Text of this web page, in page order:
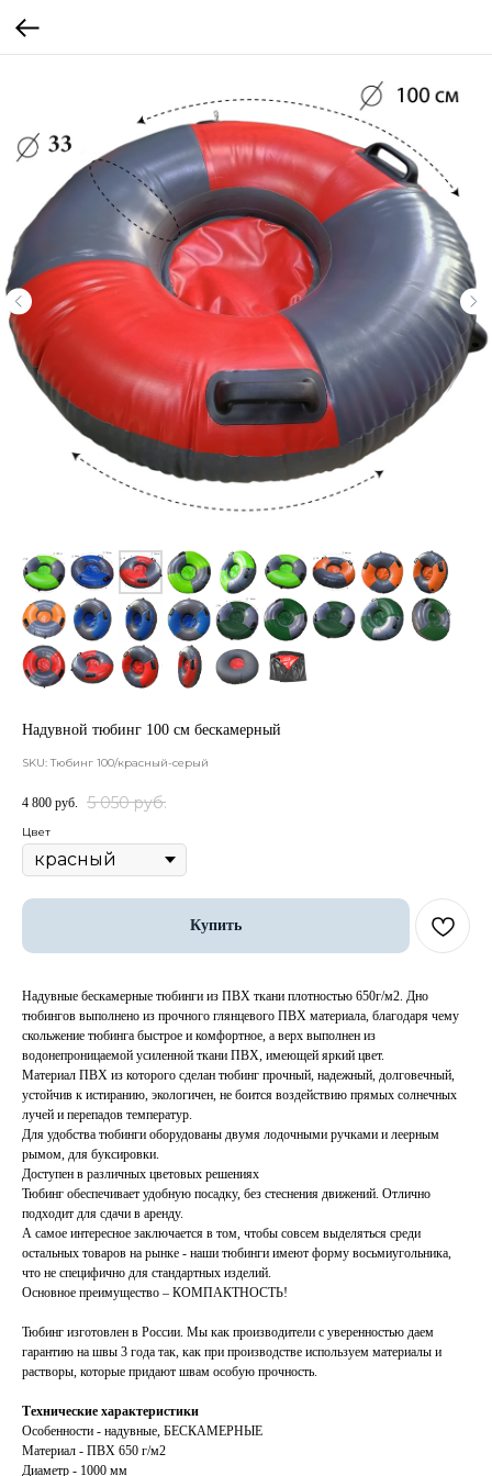
Надувной тюбинг 100 см бескамерный
SKU:Тюбинг 100/красный-серый
4 800 руб. 5 050 руб.
Цвет
Купить
Надувные бескамерные тюбинги из ПВХ ткани плотностью 650г/м2. Дно
тюбингов выполнено из прочного глянцевого ПВХ материала, благодаря чему
скольжение тюбинга быстрое и комфортное, а верх выполнен из
водонепроницаемой усиленной ткани ПВХ, имеющей яркий цвет.
Материал ПВХ из которого сделан тюбинг прочный, надежный, долговечный,
устойчив к истиранию, экологичен, не боится воздействию прямых солнечных
лучей и перепадов температур.
Для удобства тюбинги оборудованы двумя лодочными ручками и леерным
рымом, для буксировки.
Доступен в различных цветовых решениях
Тюбинг обеспечивает удобную посадку, без стеснения движений. Отлично
подходит для сдачи в аренду.
А самое интересное заключается в том, чтобы совсем выделяться среди
остальных товаров на рынке - наши тюбинги имеют форму восьмиугольника,
что не специфично для стандартных изделий.
Основное преимущество – КОМПАКТНОСТЬ!
Тюбинг изготовлен в России. Мы как производители с уверенностью даем
гарантию на швы 3 года так, как при производстве используем материалы и
растворы, которые придают швам особую прочность.
Технические характеристики
Особенности - надувные, БЕСКАМЕРНЫЕ
Материал - ПВХ 650 г/м2
Диаметр - 1000 мм